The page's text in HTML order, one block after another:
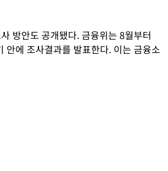
방안도 공개됐다. 금융위는 8월부터
에 조사결과를 발표한다. 이는 금융소